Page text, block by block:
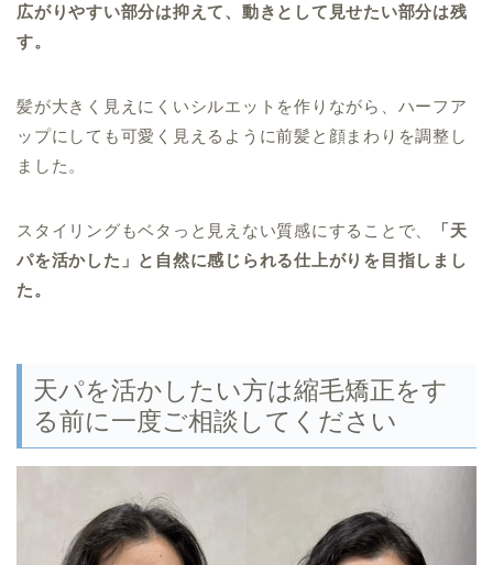
広がりやすい部分は抑えて、動きとして見せたい部分は残
す。
髪が大きく見えにくいシルエットを作りながら、ハーフア
ップにしても可愛く見えるように前髪と顔まわりを調整し
ました。
スタイリングもベタっと見えない質感にすることで、
「天
パを活かした」と自然に感じられる仕上がりを目指しまし
た。
天パを活かしたい方は縮毛矯正をす
る前に一度ご相談してください